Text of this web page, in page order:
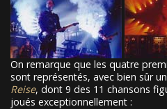
On remarque que les quatre
sont représentés, avec bien sûr
Reise, dont 9 des 11 chansons
joués exceptionnellement :